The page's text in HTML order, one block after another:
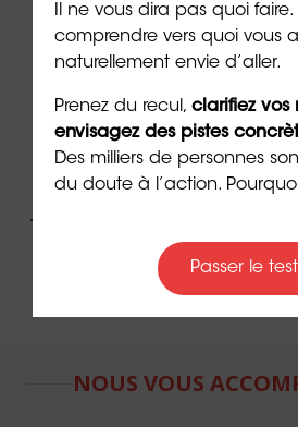
En savoir plus sur lebilan de
compétencescomme outil de
Découvrez les 5 raisons de
compétencesavec
Procurez-vous le livreUn
NOUS VOUS
Il ne vous dira pas quoi
comprendre vers quoi vous
naturellement envie d’aller.
Prenez du recul, clarifiez vos
envisagez des pistes
Des milliers de personnes
du doute à l’action.
Passer le test